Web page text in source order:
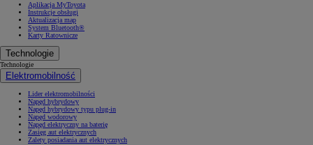
Aplikacja MyToyota
Instrukcje obsługi
Aktualizacja map
System Bluetooth®
Karty Ratownicze
Technologie
Technologie
Elektromobilność
Lider elektromobilności
Napęd hybrydowy
Napęd hybrydowy typu plug-in
Napęd wodorowy
Napęd elektryczny na baterię
Zasięg aut elektrycznych
Zalety posiadania aut elektrycznych